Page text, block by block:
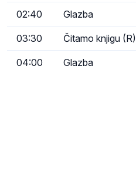
02:40 Glazba
03:30 Čitamo knjigu (R)
04:00 Glazba